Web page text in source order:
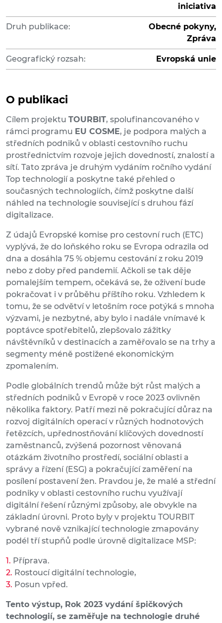
iniciativa
Druh publikace:
Obecné pokyny,
Zpráva
Geografický rozsah: Evropská unie
O publikaci
Cílem projektu TOURBIT, spolufinancovaného v
rámci programu EU COSME, je podpora malých a
středních podniků v oblasti cestovního ruchu
prostřednictvím rozvoje jejich dovedností, znalostí a
sítí. Tato zpráva je druhým vydáním ročního vydání
Top technologií a poskytne také přehled o
současných technologiích, čímž poskytne další
náhled na technologie související s druhou fází
digitalizace.
Z údajů Evropské komise pro cestovní ruch (ETC)
vyplývá, že do loňského roku se Evropa odrazila od
dna a dosáhla 75 % objemu cestování z roku 2019
nebo z doby před pandemií. Ačkoli se tak děje
pomalejším tempem, očekává se, že oživení bude
pokračovat i v průběhu příštího roku. Vzhledem k
tomu, že se odvětví v letošním roce potýká s mnoha
výzvami, je nezbytné, aby bylo i nadále vnímavé k
poptávce spotřebitelů, zlepšovalo zážitky
návštěvníků v destinacích a zaměřovalo se na trhy a
segmenty méně postižené ekonomickým
zpomalením.
Podle globálních trendů může být růst malých a
středních podniků v Evropě v roce 2023 ovlivněn
několika faktory. Patří mezi ně pokračující důraz na
rozvoj digitálních operací v různých hodnotových
řetězcích, upřednostňování klíčových dovedností
zaměstnanců, zvýšená pozornost věnovaná
otázkám životního prostředí, sociální oblasti a
správy a řízení (ESG) a pokračující zaměření na
posílení postavení žen. Pravdou je, že malé a střední
podniky v oblasti cestovního ruchu využívají
digitální řešení různými způsoby, ale obvykle na
základní úrovni. Proto byly v projektu TOURBIT
vybrané nově vznikající technologie zmapovány
podél tří stupňů podle úrovně digitalizace MSP:
Příprava.
Rostoucí digitální technologie,
Posun vpřed.
Tento výstup, Rok 2023 vydání špičkových
technologií, se zaměřuje na technologie druhé